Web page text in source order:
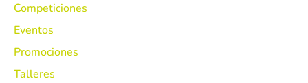
Competiciones
Eventos
Promociones
Talleres